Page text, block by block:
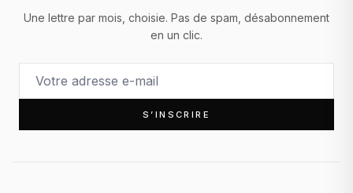
Une lettre par mois, choisie. Pas de spam, désabonnement
en un clic.
S’INSCRIRE